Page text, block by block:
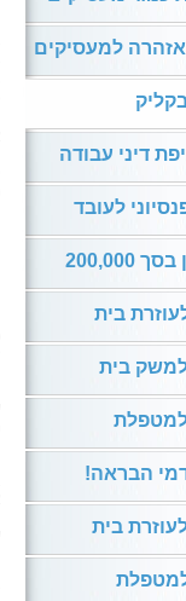
למעסיקים
דיני עבודה
לעובד
200,000
בית
בית
הבראה!
בית